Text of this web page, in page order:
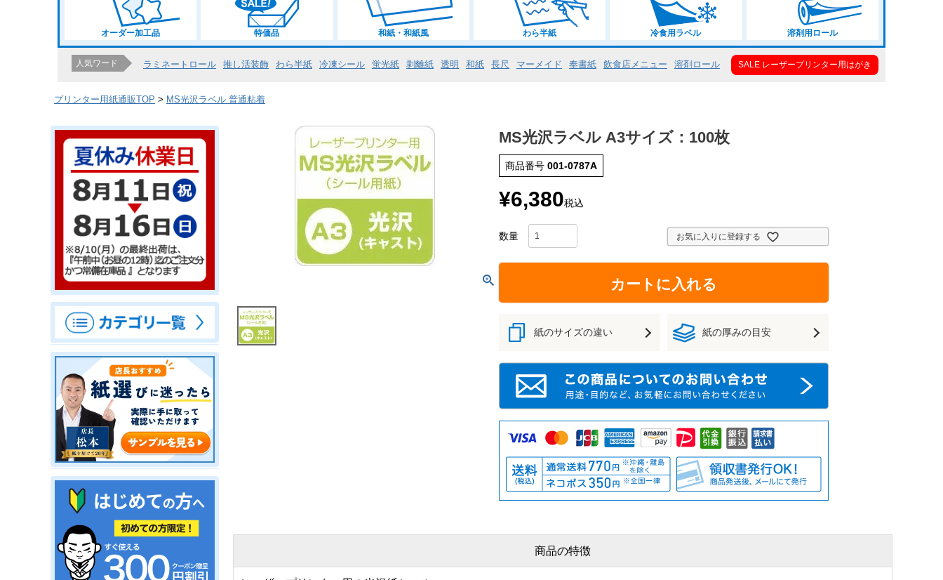
オーダー加工品 特価品 和紙・和紙風 わら半紙 冷食用ラベル 溶剤用ロール
人気ワード ラミネートロール 推し活装飾 わら半紙 冷凍シール 蛍光紙 剥離紙 透明 和紙 長尺 マーメイド 奉書紙 飲食店メニュー 溶剤ロール SALE レーザープリンター用はがき
プリンター用紙通販TOP MS光沢ラベル 普通粘着
MS光沢ラベル A3サイズ：100枚
商品番号 001-0787A
¥6,380税込
お気に入りに登録する
カートに入れる
紙のサイズの違い 紙の厚みの目安
商品の特徴